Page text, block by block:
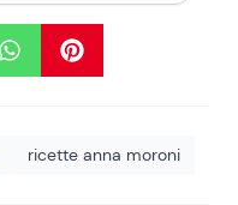
ricette anna moroni